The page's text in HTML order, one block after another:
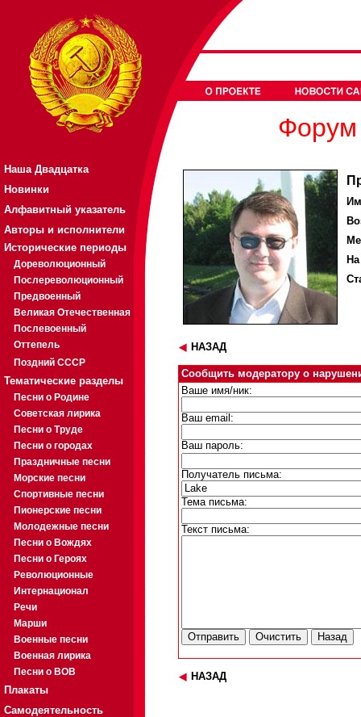
Наша Двадцатка
Новинки
Алфавитный указатель
Авторы и исполнители
Исторические периоды
Дореволюционный
Послереволюционный
Предвоенный
Великая Отечественная
Послевоенный
Оттепель
Поздний СССР
Тематические разделы
Песни о Родине
Советская лирика
Песни о Труде
Песни о городах
Праздничные песни
Морские песни
Спортивные песни
Пионерские песни
Молодежные песни
Песни о Вождях
Песни о Героях
Революционные
Интернационал
Речи
Марши
Военные песни
Военная лирика
Песни о ВОВ
Плакаты
Самодеятельность
Форум
НАЗАД
Сообщить модератору о
Ваше имя/ник:
Ваш email:
Ваш пароль:
Получатель письма:
Тема письма:
Текст письма:
НАЗАД